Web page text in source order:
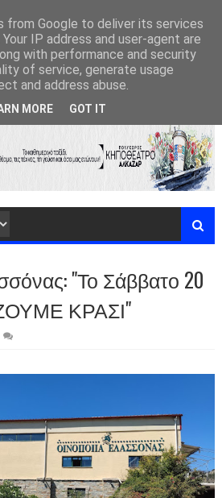
"Το Σάββατο 20
ΚΡΑΣΙ"
from Google to deliver its services
IP address and user-agent are
with performance and security
of service, generate usage
and address abuse.
MORE GOT IT